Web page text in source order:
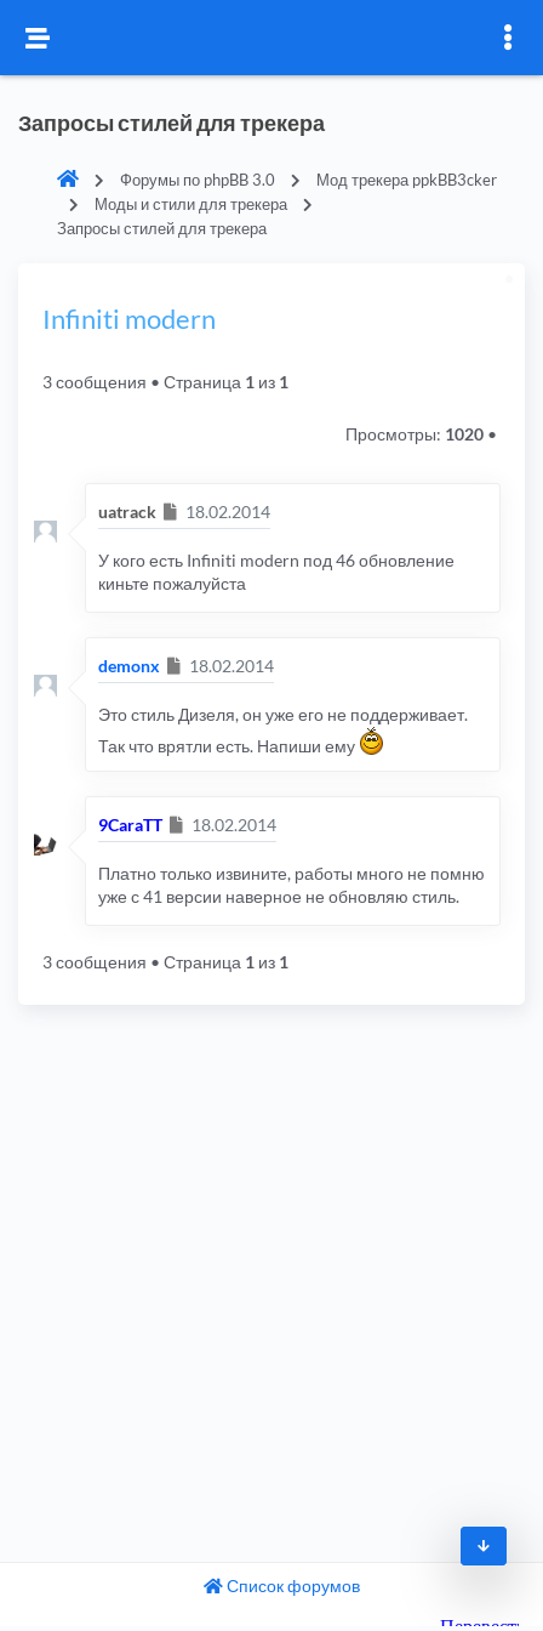
Запросы стилей для трекера
Форумы по phpBB 3.0
Мод трекера ppkBB3cker
Моды и стили для трекера
Запросы стилей для трекера
Infiniti modern
3 сообщения • Страница 1 из 1
Просмотры: 1020 •
uatrack Сообщение
18.02.2014
У кого есть Infiniti modern под 46 обновление
киньте пожалуйста
demonx Сообщение
18.02.2014
Это стиль Дизеля, он уже его не поддерживает.
Так что врятли есть. Напиши ему
9CaraTT Сообщение
18.02.2014
Платно только извините, работы много не помню
уже с 41 версии наверное не обновляю стиль.
3 сообщения • Страница 1 из 1
Список форумов